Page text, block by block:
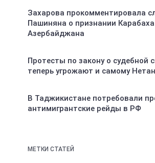
Захарова прокомментировала
Пашиняна о признании
Азербайджана
Протесты по закону о судебной
теперь угрожают и самому
В Таджикистане потребовали
антимигрантские рейды в РФ
МЕТКИ СТАТЕЙ